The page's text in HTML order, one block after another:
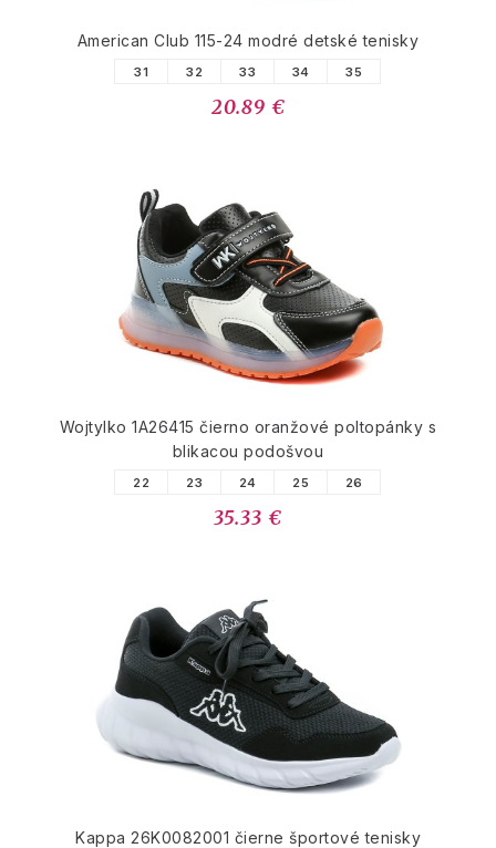
American Club 115-24 modré detské tenisky
31 32 33 34 35
20.89 €
Wojtylko 1A26415 čierno oranžové poltopánky s
blikacou podošvou
22 23 24 25 26
35.33 €
Kappa 26K0082001 čierne športové tenisky